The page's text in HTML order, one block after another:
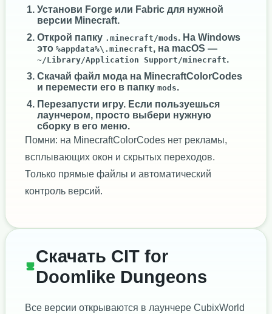
Установи Forge или Fabric для нужной
версии Minecraft.
Открой папку .minecraft/mods. На Windows
это %appdata%\.minecraft, на macOS —
~/Library/Application Support/minecraft.
Скачай файл мода на MinecraftColorCodes
и перемести его в папку mods.
Перезапусти игру. Если пользуешься
лаунчером, просто выбери нужную
сборку в его меню.
Помни: на MinecraftColorCodes нет рекламы,
всплывающих окон и скрытых переходов.
Только прямые файлы и автоматический
контроль версий.
Скачать CIT for
Doomlike Dungeons
Все версии открываются в лаунчере CubixWorld